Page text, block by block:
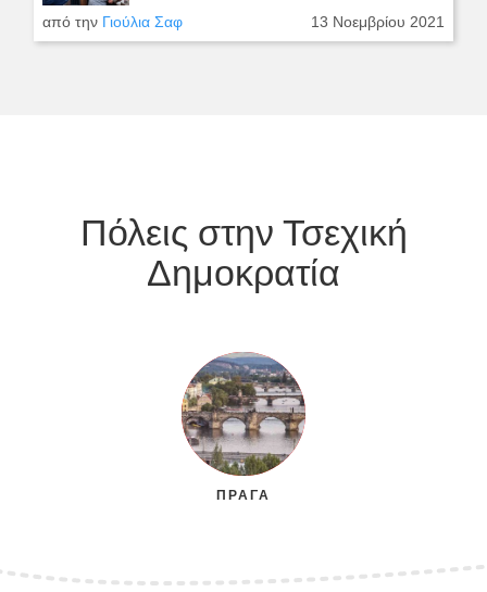
από την Γιούλια Σαφ 13 Νοεμβρίου 2021
Πόλεις στην Τσεχική
Δημοκρατία
ΠΡΆΓΑ